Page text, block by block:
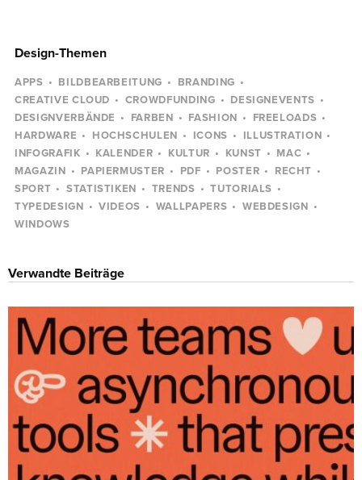
Design-Themen
APPS BILDBEARBEITUNG
BRANDING
CREATIVE CLOUD
CROWDFUNDING
DESIGNEVENTS
DESIGNVERBÄNDE
FARBEN FASHION
FREELOADS
HARDWARE
HOCHSCHULEN ICONS
ILLUSTRATION
INFOGRAFIK
KALENDER KULTUR KUNST
MAC
MAGAZIN
PAPIERMUSTER PDF POSTER
RECHT
SPORT
STATISTIKEN TRENDS
TUTORIALS
TYPEDESIGN
VIDEOS WALLPAPERS
WEBDESIGN
WINDOWS
Verwandte Beiträge